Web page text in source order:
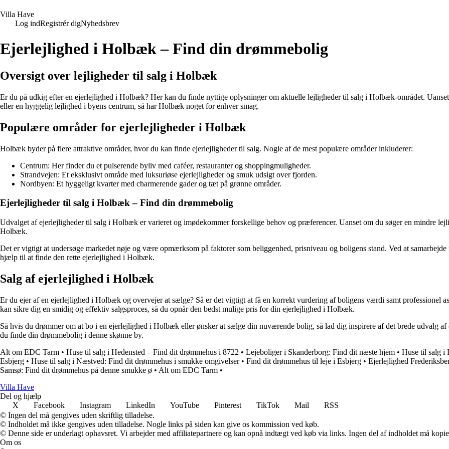
Villa Have
Log indRegistrér digNyhedsbrev
Ejerlejlighed i Holbæk – Find din drømmebolig
Oversigt over lejligheder til salg i Holbæk
Er du på udkig efter en ejerlejlighed i Holbæk? Her kan du finde nyttige oplysninger om aktuelle lejligheder til salg i Holbæk-området.
eller en hyggelig lejlighed i byens centrum, så har Holbæk noget for enhver smag.
Populære områder for ejerlejligheder i Holbæk
Holbæk byder på flere attraktive områder, hvor du kan finde ejerlejligheder til salg. Nogle af de mest populære områder inkluderer:
Centrum: Her finder du et pulserende byliv med caféer, restauranter og shoppingmuligheder.
Strandvejen: Et eksklusivt område med luksuriøse ejerlejligheder og smuk udsigt over fjorden.
Nordbyen: Et hyggeligt kvarter med charmerende gader og tæt på grønne områder.
Ejerlejligheder til salg i Holbæk – Find din drømmebolig
Udvalget af ejerlejligheder til salg i Holbæk er varieret og imødekommer forskellige behov og præferencer. Uanset om du søger en mindre
Holbæk.
Det er vigtigt at undersøge markedet nøje og være opmærksom på faktorer som beliggenhed, prisniveau og boligens stand. Ved at
hjælp til at finde den rette ejerlejlighed i Holbæk.
Salg af ejerlejlighed i Holbæk
Er du ejer af en ejerlejlighed i Holbæk og overvejer at sælge? Så er det vigtigt at få en korrekt vurdering af boligens værdi samt professionel
kan sikre dig en smidig og effektiv salgsproces, så du opnår den bedst mulige pris for din ejerlejlighed i Holbæk.
Så hvis du drømmer om at bo i en ejerlejlighed i Holbæk eller ønsker at sælge din nuværende bolig, så lad dig inspirere af det brede udvalg
du finde din drømmebolig i denne skønne by.
Alt om EDC Tarm • Huse til salg i Hedensted – Find dit drømmehus i 8722 • Lejeboliger i Skanderborg: Find dit næste hjem • Huse til salg i
Esbjerg • Huse til salg i Næstved: Find dit drømmehus i smukke omgivelser• Find dit drømmehus til leje i Esbjerg • Ejerlejlighed
Samsø: Find dit drømmehus på denne smukke ø • Alt om EDC Tarm •
Villa Have
Del og hjælp
X
Facebook Instagram LinkedIn YouTube Pinterest TikTok Mail
RSS
© Ingen del må gengives uden skriftlig tilladelse.
© Indholdet må ikke gengives uden tilladelse. Nogle links på siden kan give os kommission ved køb.
© Denne side er underlagt ophavsret. Vi arbejder med affiliatepartnere og kan opnå indtægt ved køb via links. Ingen del af indholdet må
Om os